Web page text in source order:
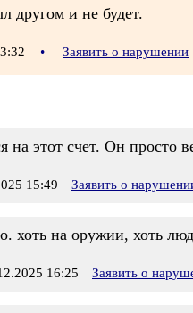
другом и не будет.
• Заявить о нарушении
этот счет. Он просто
15:49 Заявить о
хоть на оружии, хоть
16:25 Заявить о